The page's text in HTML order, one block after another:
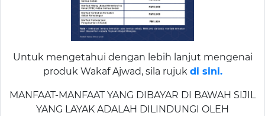
Untuk mengetahui dengan lebih lanjut mengenai
produk Wakaf Ajwad, sila rujuk di sini.
MANFAAT-MANFAAT YANG DIBAYAR DI BAWAH SIJIL
YANG LAYAK ADALAH DILINDUNGI OLEH